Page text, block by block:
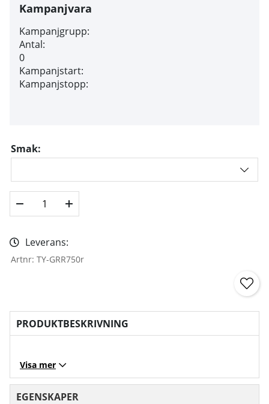
Kampanjvara
Kampanjgrupp:
Antal:
0
Kampanjstart:
Kampanjstopp:
Smak:
Leverans:
Artnr: TY-GRR750r
PRODUKTBESKRIVNING
Visa mer
EGENSKAPER